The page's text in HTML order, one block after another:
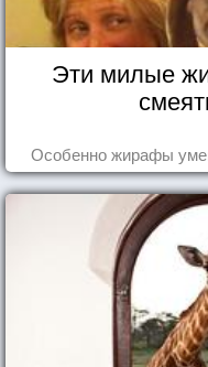
Эти милые
Особенно жирафы